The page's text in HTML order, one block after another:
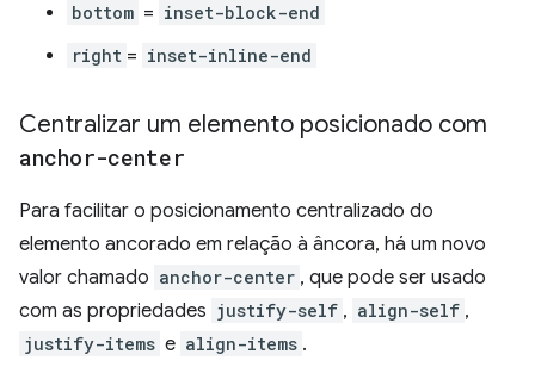
bottom = inset-block-end
right = inset-inline-end
Centralizar um elemento posicionado com
anchor-center
Para facilitar o posicionamento centralizado do
elemento ancorado em relação à âncora, há um novo
valor chamado anchor-center , que pode ser usado
com as propriedades justify-self , align-self ,
justify-items e align-items .